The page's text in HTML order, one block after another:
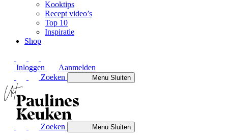
Kooktips
Recept video’s
Top 10
Inspiratie
Shop
Inloggen
Aanmelden
Zoeken
MenuSluiten
Zoeken MenuSluiten